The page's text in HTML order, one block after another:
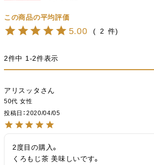
5.00 2
2件中 1-2件表示
アリスッタ
50代 女性
投稿日
2020/04/05
2度目の購入。
くろもじ茶 美味しいです。